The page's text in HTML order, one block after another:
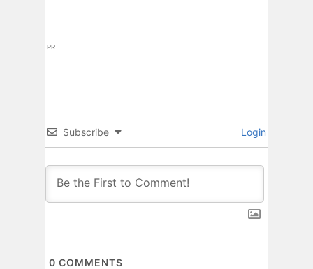
PR
Subscribe Login
0 COMMENTS